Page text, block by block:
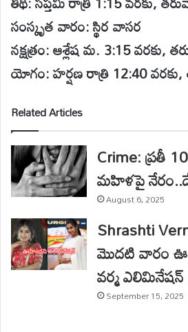
సంస్కృత వారం: స్థిర వాసర
నక్షత్రం: ఆశ్లేష మ. 3:15 వరకు,
యోగం: హర్షణ రాత్రి 12:40 వరకు,
Related Articles
Crime: ప్రతీ
మహిళపై
August 6, 2025
Shrashti
మొదటి వారం
వర్మ ఎలిమినేషన్
September 15, 2025